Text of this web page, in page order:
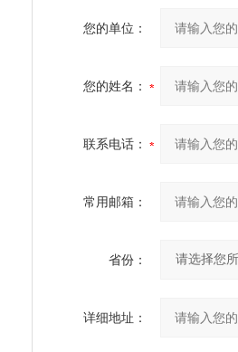
您的单位：
您的姓名：
联系电话：
常用邮箱：
省份：
详细地址：